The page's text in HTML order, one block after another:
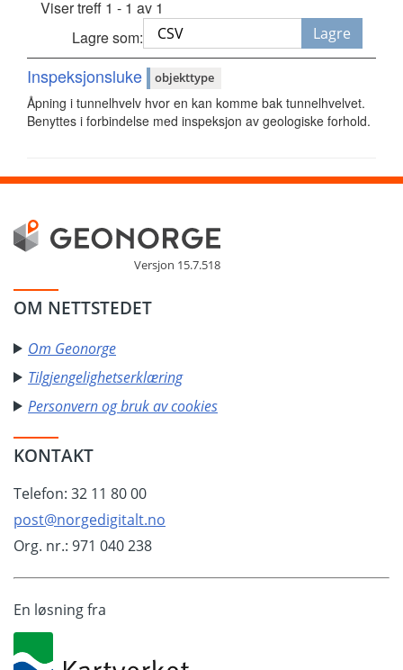
Viser treff 1 - 1 av 1
Lagre som:
Lagre
Inspeksjonsluke objekttype
Åpning i tunnelhvelv hvor en kan komme bak tunnelhvelvet.
Benyttes i forbindelse med inspeksjon av geologiske forhold.